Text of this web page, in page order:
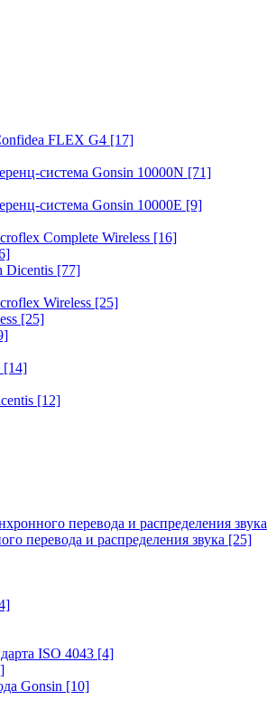
FLEX G4 [17]
система Gonsin 10000N [71]
система Gonsin 10000E [9]
Complete Wireless [16]
Dicentis [77]
Wireless [25]
[25]
[14]
[12]
перевода и распределения звука
перевода и распределения звука [25]
ISO 4043 [4]
Gonsin [10]